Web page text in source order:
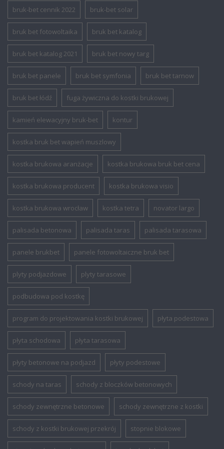
bruk-bet cennik 2022 bruk-bet solar
bruk bet fotowoltaika bruk bet katalog
bruk bet katalog 2021 bruk bet nowy targ
bruk bet panele bruk bet symfonia bruk bet tarnow
bruk bet łódź fuga żywiczna do kostki brukowej
kamień elewacyjny bruk-bet kontur
kostka bruk bet wapień muszlowy
kostka brukowa aranżacje kostka brukowa bruk bet cena
kostka brukowa producent kostka brukowa visio
kostka brukowa wrocław kostka tetra novator largo
palisada betonowa palisada taras palisada tarasowa
panele brukbet panele fotowoltaiczne bruk bet
plyty podjazdowe plyty tarasowe
podbudowa pod kostkę
program do projektowania kostki brukowej płyta podestowa
płyta schodowa płyta tarasowa
płyty betonowe na podjazd płyty podestowe
schody na taras schody z bloczków betonowych
schody zewnętrzne betonowe schody zewnętrzne z kostki
schody z kostki brukowej przekrój stopnie blokowe